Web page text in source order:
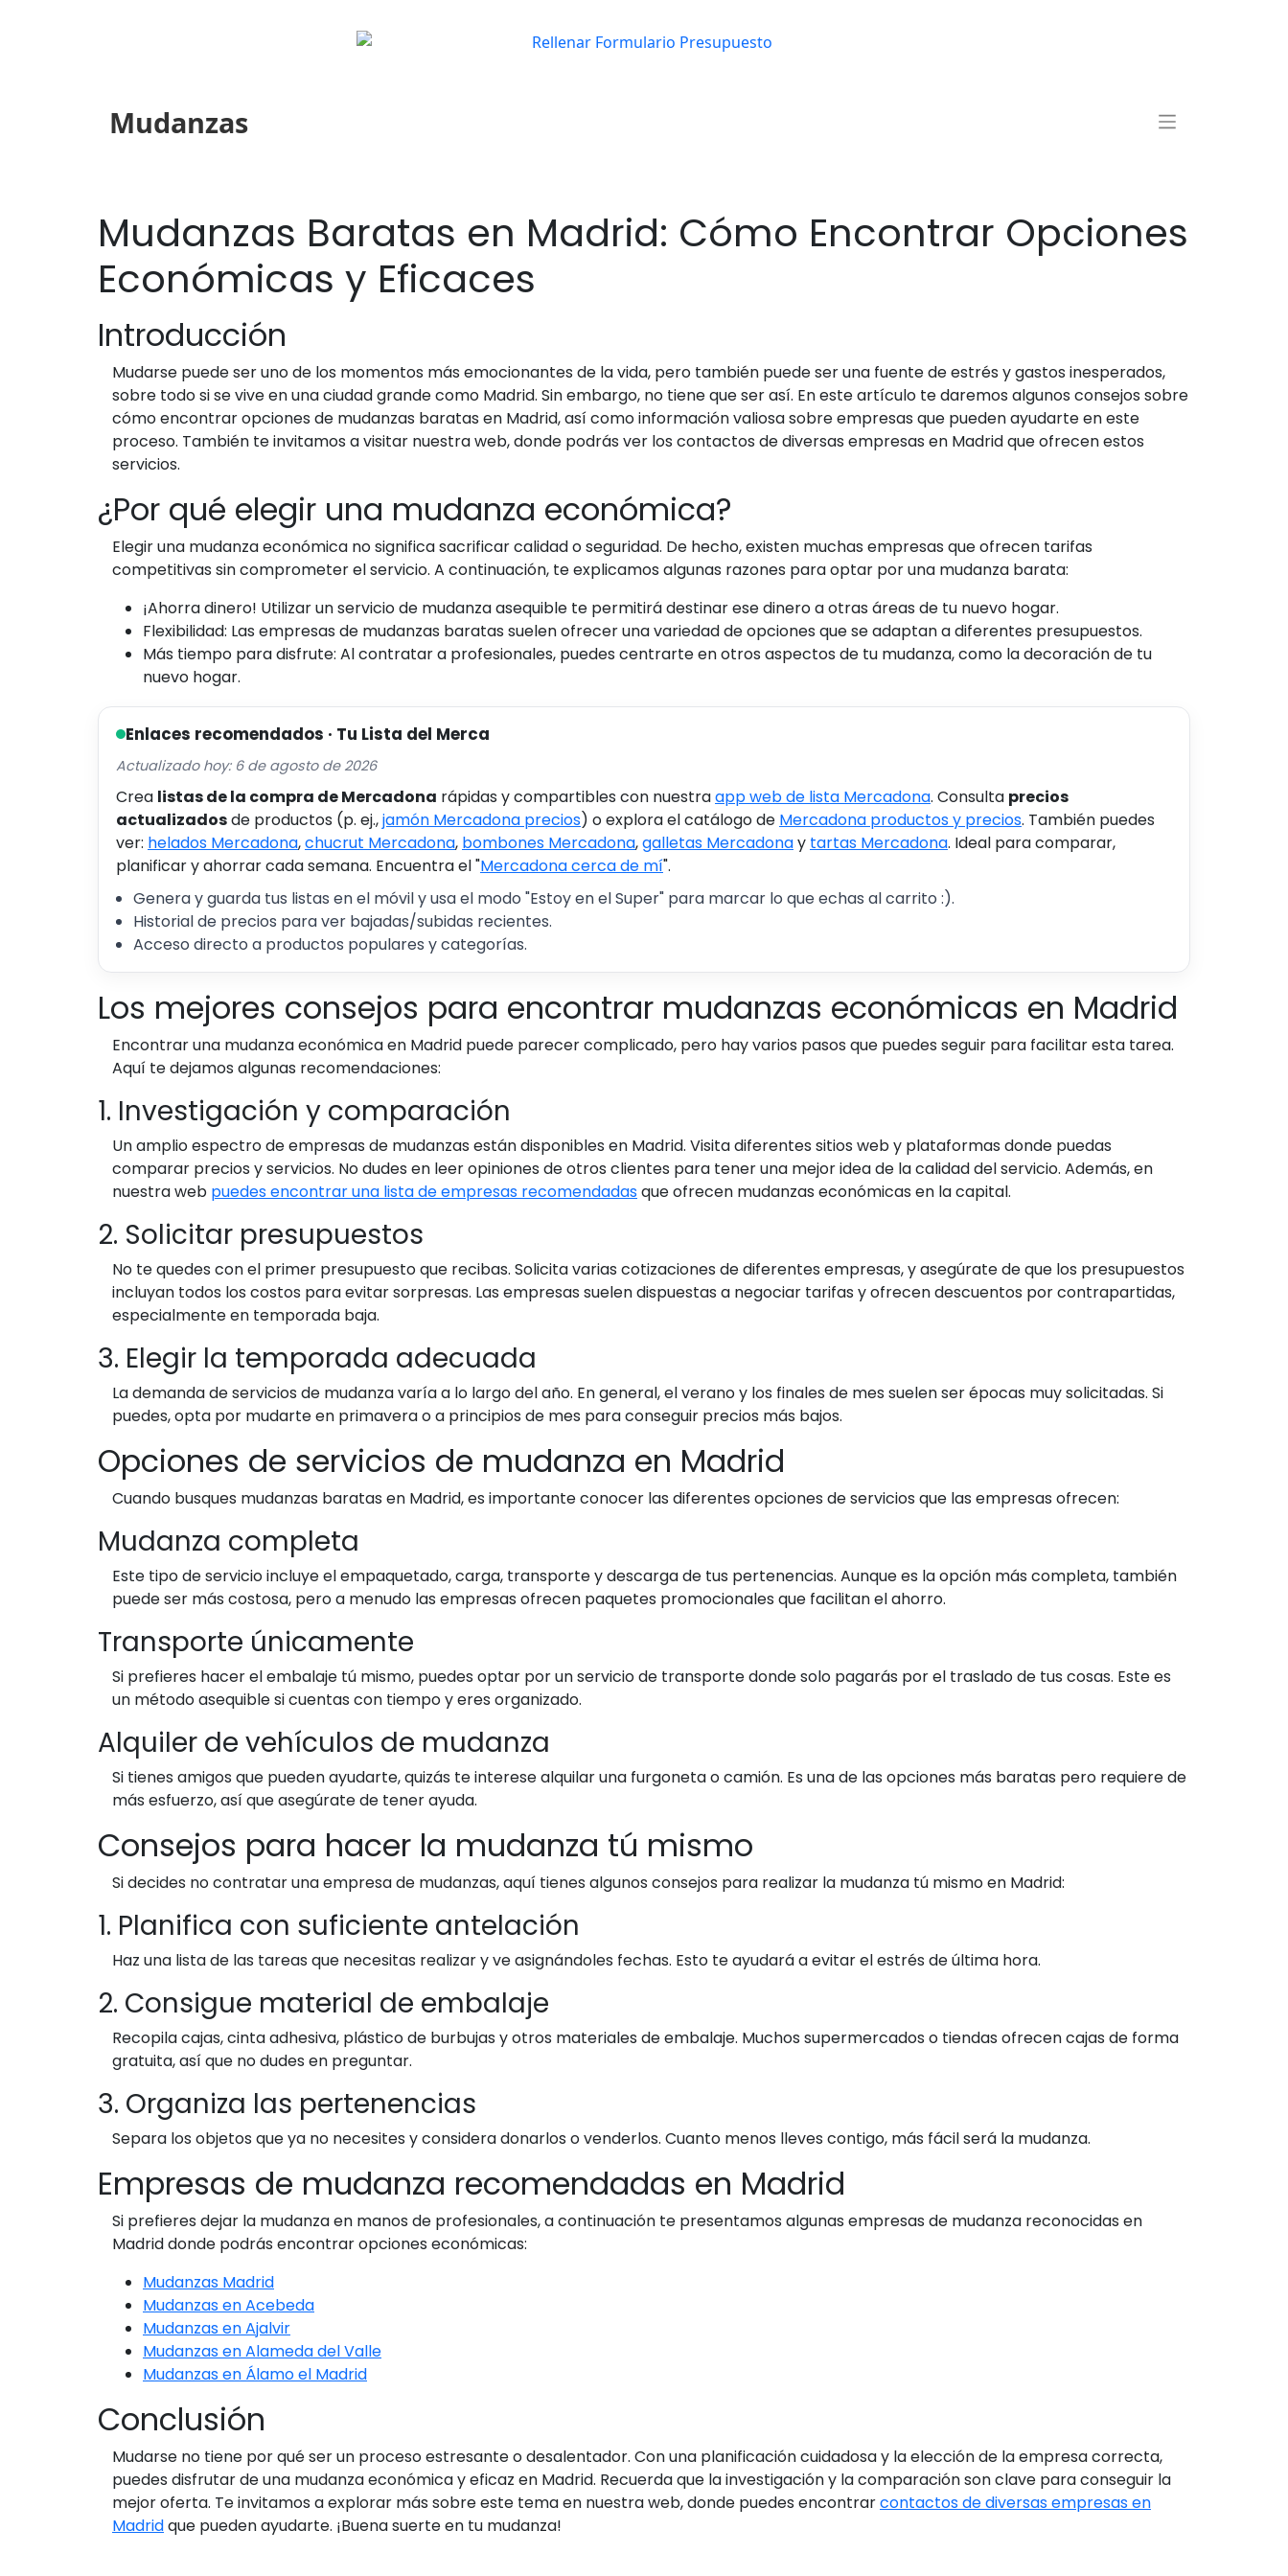
Mudanzas
Mudanzas Baratas en Madrid: Cómo Encontrar Opciones
Económicas y Eficaces
Introducción
Mudarse puede ser uno de los momentos más emocionantes de la vida, pero también puede ser una fuente de estrés y gastos inesperados,
sobre todo si se vive en una ciudad grande como Madrid. Sin embargo, no tiene que ser así. En este artículo te daremos algunos consejos sobre
cómo encontrar opciones de mudanzas baratas en Madrid, así como información valiosa sobre empresas que pueden ayudarte en este
proceso. También te invitamos a visitar nuestra web, donde podrás ver los contactos de diversas empresas en Madrid que ofrecen estos
servicios.
¿Por qué elegir una mudanza económica?
Elegir una mudanza económica no significa sacrificar calidad o seguridad. De hecho, existen muchas empresas que ofrecen tarifas
competitivas sin comprometer el servicio. A continuación, te explicamos algunas razones para optar por una mudanza barata:
¡Ahorra dinero! Utilizar un servicio de mudanza asequible te permitirá destinar ese dinero a otras áreas de tu nuevo hogar.
Flexibilidad: Las empresas de mudanzas baratas suelen ofrecer una variedad de opciones que se adaptan a diferentes presupuestos.
Más tiempo para disfrute: Al contratar a profesionales, puedes centrarte en otros aspectos de tu mudanza, como la decoración de tu
nuevo hogar.
Enlaces recomendados · Tu Lista del Merca
Actualizado hoy: 6 de agosto de 2026
Crea listas de la compra de Mercadona rápidas y compartibles con nuestraapp web de lista Mercadona. Consulta precios
actualizadosde productos (p. ej.,jamón Mercadona precios) o explora el catálogo de Mercadona productos y precios. También puedes
ver: helados Mercadona,chucrut Mercadona, bombones Mercadona,galletas Mercadonay tartas Mercadona. Ideal para comparar,
planificar y ahorrar cada semana. Encuentra el "Mercadona cerca de mí".
Genera y guarda tus listas en el móvil y usa el modo "Estoy en el Super" para marcar lo que echas al carrito :).
Historial de precios para ver bajadas/subidas recientes.
Acceso directo a productos populares y categorías.
Los mejores consejos para encontrar mudanzas económicas en Madrid
Encontrar una mudanza económica en Madrid puede parecer complicado, pero hay varios pasos que puedes seguir para facilitar esta tarea.
Aquí te dejamos algunas recomendaciones:
1. Investigación y comparación
Un amplio espectro de empresas de mudanzas están disponibles en Madrid. Visita diferentes sitios web y plataformas donde puedas
comparar precios y servicios. No dudes en leer opiniones de otros clientes para tener una mejor idea de la calidad del servicio. Además, en
nuestra web puedes encontrar una lista de empresas recomendadasque ofrecen mudanzas económicas en la capital.
2. Solicitar presupuestos
No te quedes con el primer presupuesto que recibas. Solicita varias cotizaciones de diferentes empresas, y asegúrate de que los presupuestos
incluyan todos los costos para evitar sorpresas. Las empresas suelen dispuestas a negociar tarifas y ofrecen descuentos por contrapartidas,
especialmente en temporada baja.
3. Elegir la temporada adecuada
La demanda de servicios de mudanza varía a lo largo del año. En general, el verano y los finales de mes suelen ser épocas muy solicitadas. Si
puedes, opta por mudarte en primavera o a principios de mes para conseguir precios más bajos.
Opciones de servicios de mudanza en Madrid
Cuando busques mudanzas baratas en Madrid, es importante conocer las diferentes opciones de servicios que las empresas ofrecen:
Mudanza completa
Este tipo de servicio incluye el empaquetado, carga, transporte y descarga de tus pertenencias. Aunque es la opción más completa, también
puede ser más costosa, pero a menudo las empresas ofrecen paquetes promocionales que facilitan el ahorro.
Transporte únicamente
Si prefieres hacer el embalaje tú mismo, puedes optar por un servicio de transporte donde solo pagarás por el traslado de tus cosas. Este es
un método asequible si cuentas con tiempo y eres organizado.
Alquiler de vehículos de mudanza
Si tienes amigos que pueden ayudarte, quizás te interese alquilar una furgoneta o camión. Es una de las opciones más baratas pero requiere de
más esfuerzo, así que asegúrate de tener ayuda.
Consejos para hacer la mudanza tú mismo
Si decides no contratar una empresa de mudanzas, aquí tienes algunos consejos para realizar la mudanza tú mismo en Madrid:
1. Planifica con suficiente antelación
Haz una lista de las tareas que necesitas realizar y ve asignándoles fechas. Esto te ayudará a evitar el estrés de última hora.
2. Consigue material de embalaje
Recopila cajas, cinta adhesiva, plástico de burbujas y otros materiales de embalaje. Muchos supermercados o tiendas ofrecen cajas de forma
gratuita, así que no dudes en preguntar.
3. Organiza las pertenencias
Separa los objetos que ya no necesites y considera donarlos o venderlos. Cuanto menos lleves contigo, más fácil será la mudanza.
Empresas de mudanza recomendadas en Madrid
Si prefieres dejar la mudanza en manos de profesionales, a continuación te presentamos algunas empresas de mudanza reconocidas en
Madrid donde podrás encontrar opciones económicas:
Mudanzas Madrid
Mudanzas en Acebeda
Mudanzas en Ajalvir
Mudanzas en Alameda del Valle
Mudanzas en Álamo el Madrid
Conclusión
Mudarse no tiene por qué ser un proceso estresante o desalentador. Con una planificación cuidadosa y la elección de la empresa correcta,
puedes disfrutar de una mudanza económica y eficaz en Madrid. Recuerda que la investigación y la comparación son clave para conseguir la
mejor oferta. Te invitamos a explorar más sobre este tema en nuestra web, donde puedes encontrarcontactos de diversas empresas en
Madridque pueden ayudarte. ¡Buena suerte en tu mudanza!